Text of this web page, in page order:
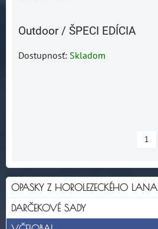
Outdoor / ŠPECI EDÍCIA
Dostupnosť: Skladom
OPASKY Z HOROLEZECKÉHO LANA
DARČEKOVÉ SADY